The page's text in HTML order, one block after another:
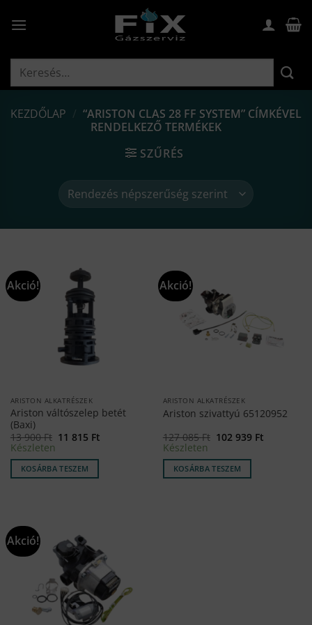
Keresés
KEZDŐLAP / “ARISTON CLAS 28 FF SYSTEM” CÍMKÉVEL
RENDELKEZŐ TERMÉKEK
SZŰRÉS
Akció!
ARISTON ALKATRÉSZEK
Ariston váltószelep betét
(Baxi)
13 900Ft Original
13
900 Ft.
11 815 FtCurrent
Készleten
KOSÁRBA TESZEM
Akció!
ARISTON ALKATRÉSZEK
Ariston szivattyú 65120952
127 085Ft Original
127
085 Ft.
102 939 FtCurrent
Készleten
KOSÁRBA TESZEM
Akció!